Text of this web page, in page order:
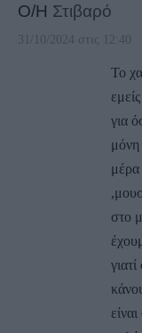
Ο/Η Στιβαρό
31/10/2024 στις 12:40
Το
για
μόνη
μέρα
στο